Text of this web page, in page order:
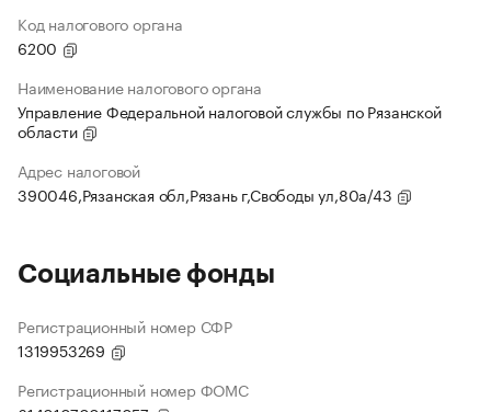
Код налогового органа
6200
Наименование налогового органа
Управление Федеральной налоговой службы по Рязанской
области
Адрес налоговой
390046,Рязанская обл,Рязань г,Свободы ул,80а/43
Социальные фонды
Регистрационный номер СФР
1319953269
Регистрационный номер ФОМС